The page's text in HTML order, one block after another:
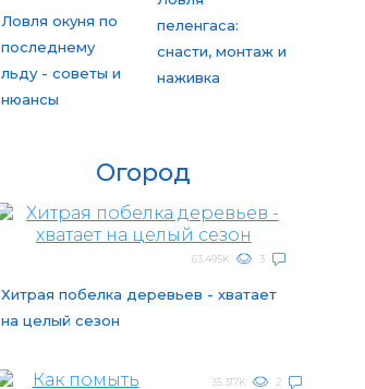
Ловля окуня по
последнему
льду - советы и
нюансы
пеленгаса:
снасти, монтаж и
наживка
Огород
63.495K 3
Хитрая побелка деревьев - хватает
на целый сезон
35.317K 2